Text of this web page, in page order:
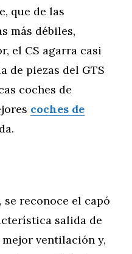
que de las
más débiles,
el CS agarra casi
de piezas del GTS
coches de
coches de
reconoce el capó
salida de
ventilación y,